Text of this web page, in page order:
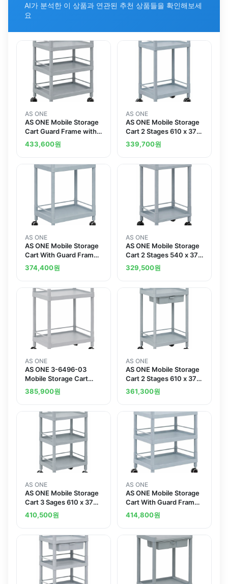
AI가 분석한 이 상품과 연관된 추천 상품들을 확인해보세
요
AS ONE
AS ONE Mobile Storage
Cart Guard Frame with
Handle 3 Sages 705 x
447 x 920 MSO21H
433,600원
AS ONE
AS ONE Mobile Storage
Cart 2 Stages 610 x 370
x 897 With Guard Frame
And Handle MSO11G
339,700원
AS ONE
AS ONE Mobile Storage
Cart With Guard Frame
2 Stages 651 x 447 x
830 MSO21E
374,400원
AS ONE
AS ONE Mobile Storage
Cart 2 Stages 540 x 370
x 841 With Guard Frame
MSO11E
329,500원
AS ONE
AS ONE 3-6496-03
Mobile Storage Cart
Guard Frame with
Handle 2 Stages 705 x
385,900원
AS ONE
AS ONE Mobile Storage
Cart 2 Stages 610 x 370
x 897 Including Drawer
Guard Frame Handle
361,300원
AS ONE
AS ONE Mobile Storage
Cart 3 Sages 610 x 370
x 885 With Guard Frame
And Handle MSO11H
410,500원
AS ONE
AS ONE Mobile Storage
Cart With Guard Frame
3 Stages 651 x 441 x
858 MSO21F
414,800원